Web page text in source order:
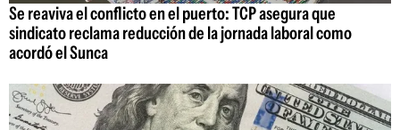
Se reaviva el conflicto en el puerto: TCP asegura que
sindicato reclama reducción de la jornada laboral como
acordó el Sunca